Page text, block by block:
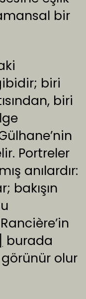
bir
biri
biri
Portreler
anılardır:
bakışın
burada
görünür olur